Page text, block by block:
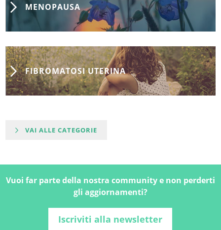
MENOPAUSA
FIBROMATOSI UTERINA
VAI ALLE CATEGORIE
Vuoi far parte della nostra community e non perderti
gli aggiornamenti?
Iscriviti alla newsletter